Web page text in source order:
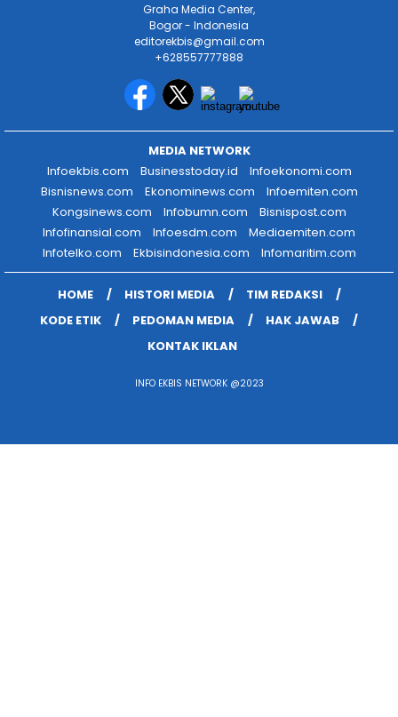
Graha Media Center,
Bogor - Indonesia
editorekbis@gmail.com
+628557777888
MEDIA NETWORK
Infoekbis.com
Businesstoday.id
Infoekonomi.com
Bisnisnews.com
Ekonominews.com
Infoemiten.com
Kongsinews.com
Infobumn.com
Bisnispost.com
Infofinansial.com
Infoesdm.com
Mediaemiten.com
Infotelko.com
Ekbisindonesia.com Infomaritim.com
HOME HISTORI MEDIA
TIM REDAKSI
KODE ETIK
PEDOMAN MEDIA
HAK JAWAB
KONTAK IKLAN
INFO EKBIS NETWORK @2023